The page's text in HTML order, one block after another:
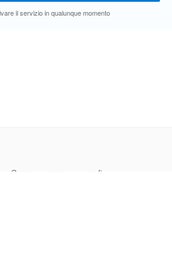
il servizio in qualunque momento
Cerca per area geografica